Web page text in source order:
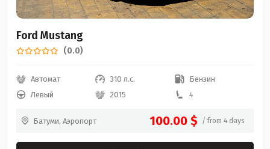
Ford Mustang
(0.0)
Автомат 310 л.с.
Бензин
Левый
2015 4
Батуми, Аэропорт 100.00 $ / from 4 days